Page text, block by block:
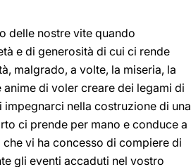
delle nostre vite quando
e di generosità di cui ci rende
malgrado, a volte, la miseria, la
di voler creare dei legami di
nella costruzione di una
ci prende per mano e conduce a
vi ha concesso di compiere di
gli eventi accaduti nel vostro